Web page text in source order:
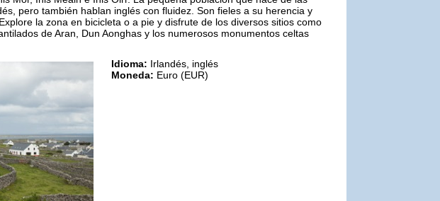
pero también hablan inglés con fluidez. Son fieles a su herencia y
la zona en bicicleta o a pie y disfrute de los diversos sitios como
de Aran, Dun Aonghas y los numerosos monumentos celtas
Idioma: Irlandés, inglés
Moneda: Euro (EUR)